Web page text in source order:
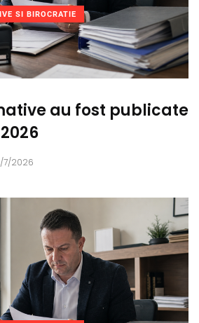
SI BIROCRATIE
au fost publicate
7/2026